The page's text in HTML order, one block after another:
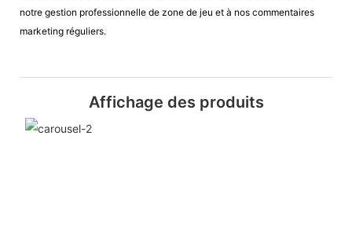
notre gestion professionnelle de zone de jeu et à nos commentaires
marketing réguliers.
Affichage des produits